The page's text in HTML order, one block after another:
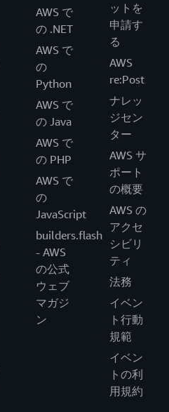
AWS で
の .NET
AWS で
の
Python
AWS で
の Java
AWS で
の PHP
AWS で
の
JavaScript
builders.flash
- AWS
の公式
ウェブ
マガジ
ン
ットを
申請す
る
AWS
re:Post
ナレッ
ジセン
ター
AWS サ
ポート
の概要
AWS の
アクセ
シビリ
ティ
法務
イベン
ト行動
規範
イベン
トの利
用規約